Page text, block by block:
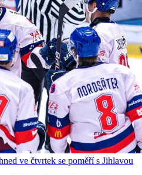
ve čtvrtek se poměří s Jihlavou